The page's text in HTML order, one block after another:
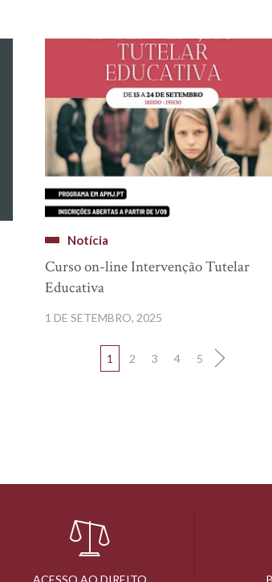
Notícia
Curso on-line Intervenção Tutelar
Educativa
1 DE SETEMBRO, 2025
1
2 3 4 5
ACESSO AO DIREITO